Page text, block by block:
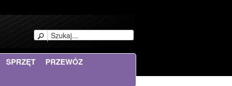
SPRZĘT
PRZEWÓZ